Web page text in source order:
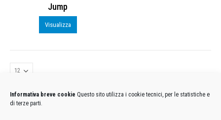
Informativa breve cookie Questo sito utilizza i cookie tecnici, per le statistiche e
di terze parti.
Jump
Visualizza